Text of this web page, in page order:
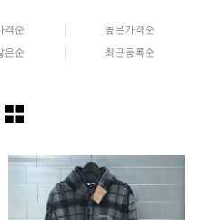
격순 높은가격순
은순 최근등록순